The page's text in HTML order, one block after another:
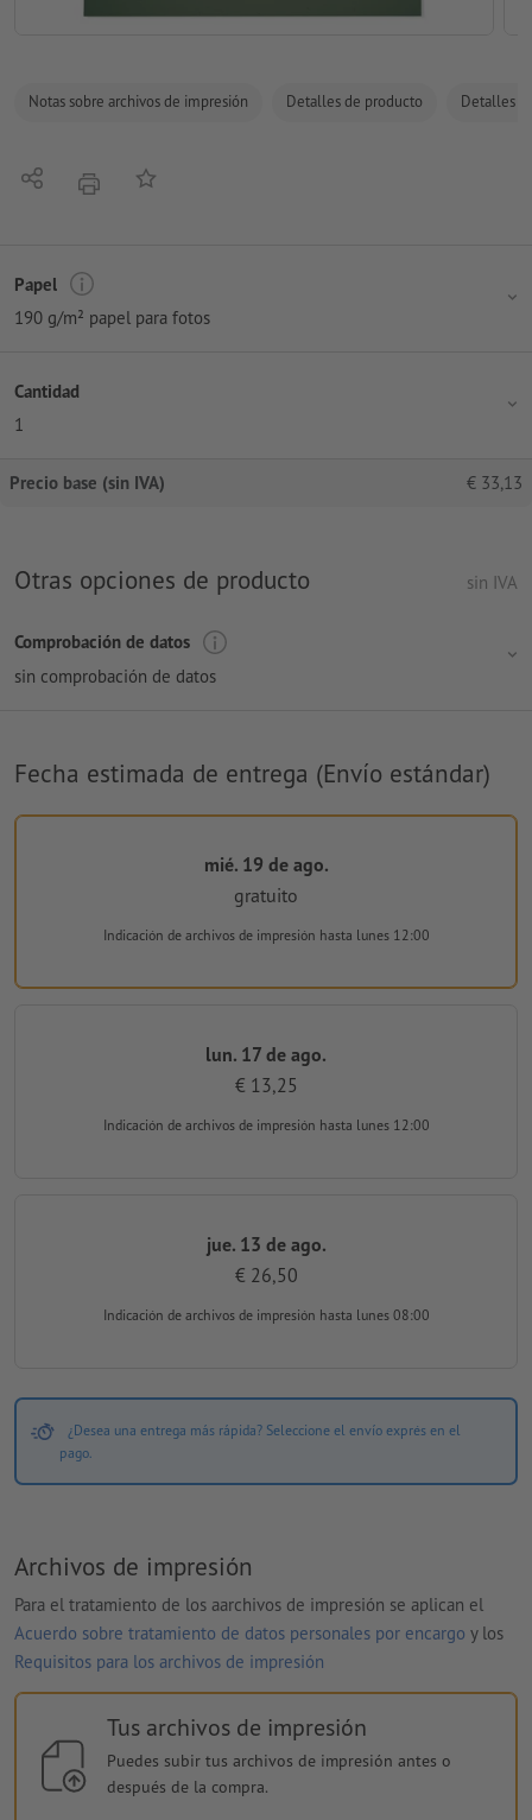
Notas sobre archivos de impresión Detalles de producto Detalles
CompartirimprimirAñadir a lista de favoritos
Papel
190 g/m² papel para fotos
Cantidad
1
Precio base (sin IVA) € 33,13
Otras opciones de producto sin IVA
Comprobación de datos
sin comprobación de datos
Fecha estimada de entrega (Envío estándar)
mié. 19 de ago.
gratuito
Indicación de archivos de impresión hasta lunes 12:00
lun. 17 de ago.
€ 13,25
Indicación de archivos de impresión hasta lunes 12:00
jue. 13 de ago.
€ 26,50
Indicación de archivos de impresión hasta lunes 08:00
¿Desea una entrega más rápida? Seleccione el envío exprés en el
pago.
Archivos de impresión
Para el tratamiento de los aarchivos de impresión se aplican el
Acuerdo sobre tratamiento de datos personales por encargo y los
Requisitos para los archivos de impresión
Tus archivos de impresión
Puedes subir tus archivos de impresión antes o
después de la compra.